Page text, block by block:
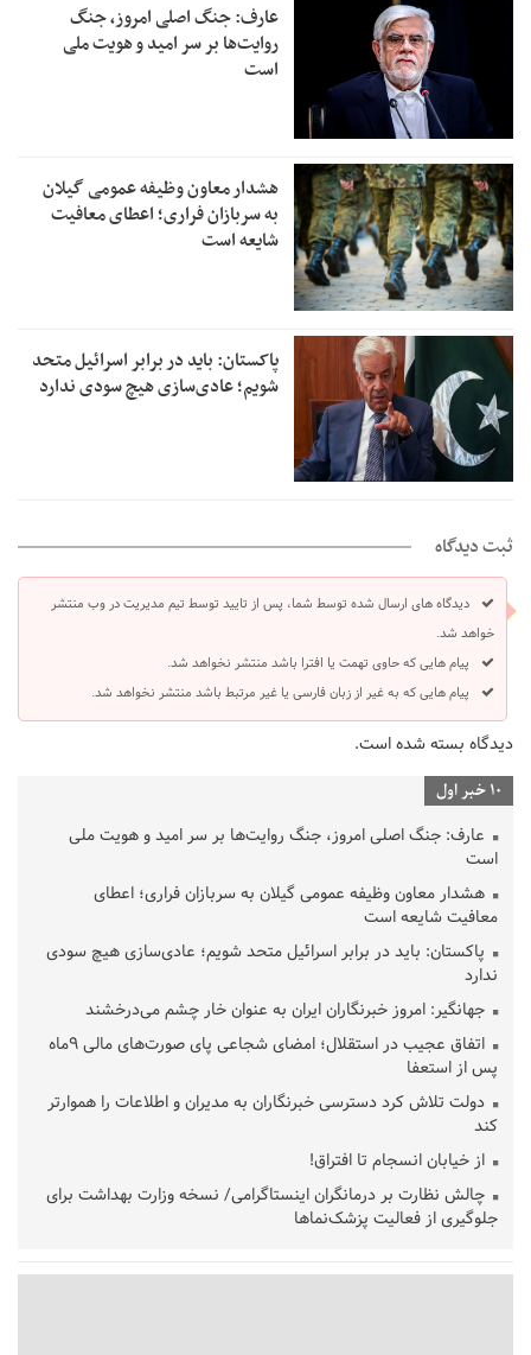
عارف: جنگ اصلی امروز، جنگ
روایت‌ها بر سر امید و هویت ملی
است
هشدار معاون وظیفه عمومی گیلان
به سربازان فراری؛ اعطای معافیت
شایعه است
پاکستان: باید در برابر اسرائیل متحد
شویم؛ عادی‌سازی هیچ سودی ندارد
ثبت دیدگاه
دیدگاه های ارسال شده توسط شما، پس از تایید توسط تیم مدیریت در وب منتشر
خواهد شد.
پیام هایی که حاوی تهمت یا افترا باشد منتشر نخواهد شد.
پیام هایی که به غیر از زبان فارسی یا غیر مرتبط باشد منتشر نخواهد شد.
دیدگاه بسته شده است.
10 خبر اول
عارف: جنگ اصلی امروز، جنگ روایت‌ها بر سر امید و هویت ملی
است
هشدار معاون وظیفه عمومی گیلان به سربازان فراری؛ اعطای
معافیت شایعه است
پاکستان: باید در برابر اسرائیل متحد شویم؛ عادی‌سازی هیچ سودی
ندارد
جهانگیر: امروز خبرنگاران ایران به عنوان خار چشم می‌درخشند
اتفاق عجیب در استقلال؛ امضای شجاعی پای صورت‌های مالی ٩ماه
پس از استعفا
دولت تلاش کرد دسترسی خبرنگاران به مدیران و اطلاعات را هموارتر
کند
از خیابان انسجام تا افتراق!
چالش نظارت بر درمانگران اینستاگرامی/ نسخه وزارت بهداشت برای
جلوگیری از فعالیت پزشک‌نماها